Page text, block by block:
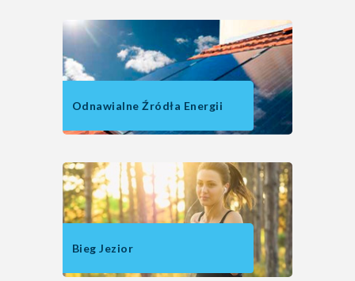
Odnawialne Źródła Energii
Bieg Jezior